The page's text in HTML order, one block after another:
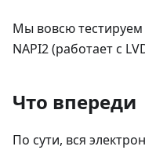
Мы вовсю
NAPI2 (работает с
Что впереди
По сути, вся